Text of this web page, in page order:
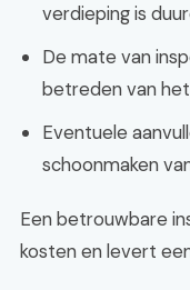
verdieping is
De mate van
betreden van
Eventuele
schoonmaken
Een betrouwbare
kosten en levert